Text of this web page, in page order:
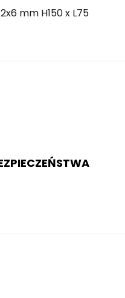
mm H150 x L75